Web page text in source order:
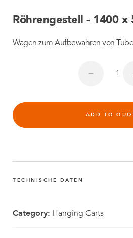
Röhrengestell - 1400 x
Wagen zum Aufbewahren von
ADD TO
TECHNISCHE DATEN
Category: Hanging Carts